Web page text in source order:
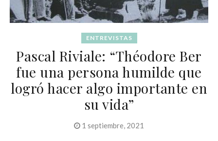
ENTREVISTAS
Pascal Riviale: “Théodore Ber
fue una persona humilde que
logró hacer algo importante en
su vida”
1 septiembre, 2021